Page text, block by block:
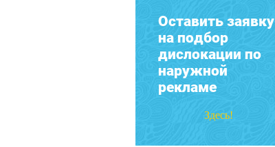
Оставить заявку
на подбор
дислокации по
наружной
рекламе
Здесь!